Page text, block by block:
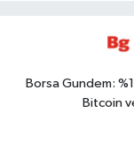
Borsa Gundem:
Bitcoin